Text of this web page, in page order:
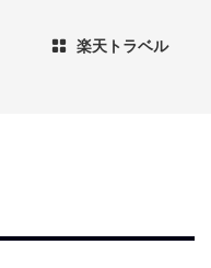
楽天トラベル